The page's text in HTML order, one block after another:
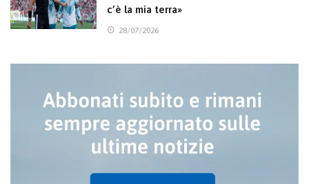
c’è la mia terra»
28/07/2026